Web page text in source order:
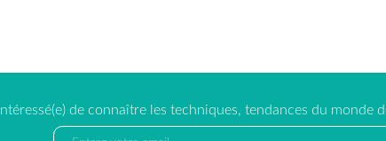
Intéressé(e) de connaître les techniques, tendances du monde